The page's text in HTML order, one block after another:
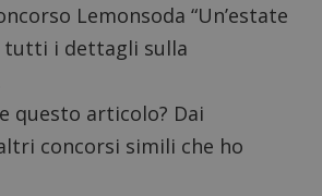
Lemonsoda “Un’estate
tutti i dettagli sulla
questo articolo? Dai
concorsi simili che ho